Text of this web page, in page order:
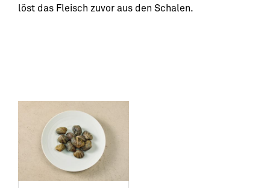
löst das Fleisch zuvor aus den Schalen.